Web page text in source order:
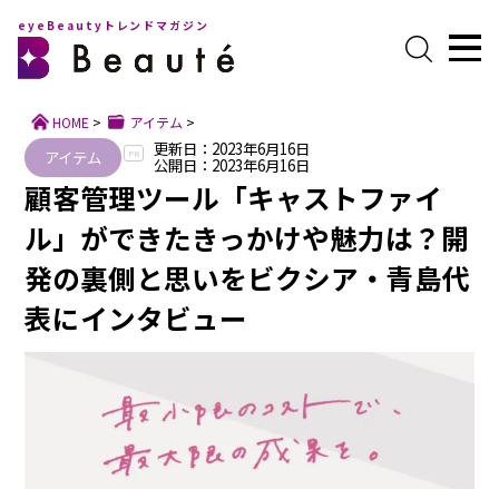
eyeBeautyトレンドマガジン
HOME > アイテム >
アイテム PR 更新日：2023年6月16日
公開日：2023年6月16日
顧客管理ツール「キャストファイ
ル」ができたきっかけや魅力は？開
発の裏側と思いをビクシア・青島代
表にインタビュー